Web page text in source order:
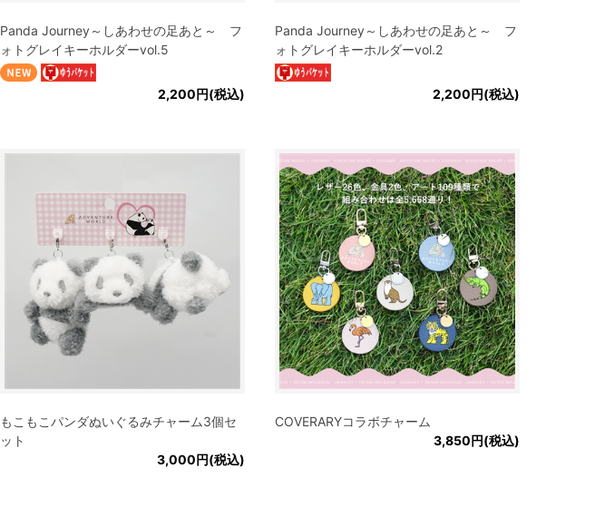
Panda Journey～しあわせの足あと～ フ
ォトグレイキーホルダーvol.5
2,200円(税込)
Panda Journey～しあわせの足あと～ フ
ォトグレイキーホルダーvol.2
2,200円(税込)
もこもこパンダぬいぐるみチャーム3個セ
ット
3,000円(税込)
COVERARYコラボチャーム
3,850円(税込)